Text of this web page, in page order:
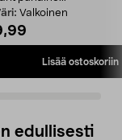
Valkoinen
Lisää ostoskoriin
edullisesti